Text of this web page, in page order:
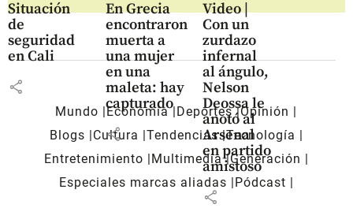
Situación
de
seguridad
en Cali
share
En Grecia
encontraron
muerta a
una mujer
en una
maleta: hay
capturado
share
Video |
Con un
zurdazo
infernal
al ángulo,
Nelson
Deossa le
anotó al
Arsenal
en partido
amistoso
share
Mundo Economía Deportes Opinión
Blogs
Cultura Tendencias Tecnología
Entretenimiento
Multimedia
Generación
Especiales marcas aliadas
Pódcast